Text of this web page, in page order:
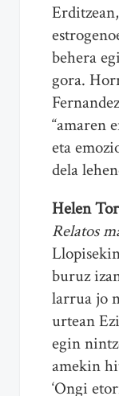
behera
gora.
“amaren
eta
dela
Helen
Relatos
buruz
larrua jo
urtean
egin
amekin
‘Ongi